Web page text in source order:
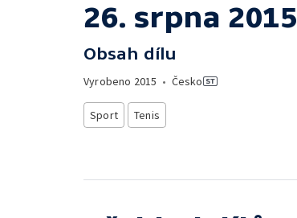
26. srpna 2015
Obsah dílu
Vyrobeno 2015 • Česko
Sport Tenis